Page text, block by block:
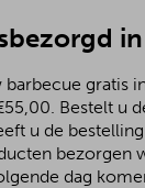
gratis
Bestelt u
u de
bezorgen
dag